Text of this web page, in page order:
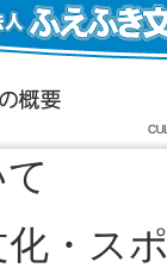
化・ス